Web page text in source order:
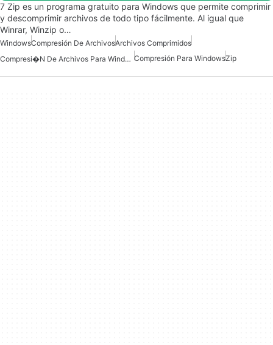
7 Zip es un programa gratuito para Windows que permite comprimir
y descomprimir archivos de todo tipo fácilmente. Al igual que
Winrar, Winzip o…
WindowsCompresión De ArchivosArchivos Comprimidos
Compresi�n De Archivos Para Windows 10 Compresión Para WindowsZip